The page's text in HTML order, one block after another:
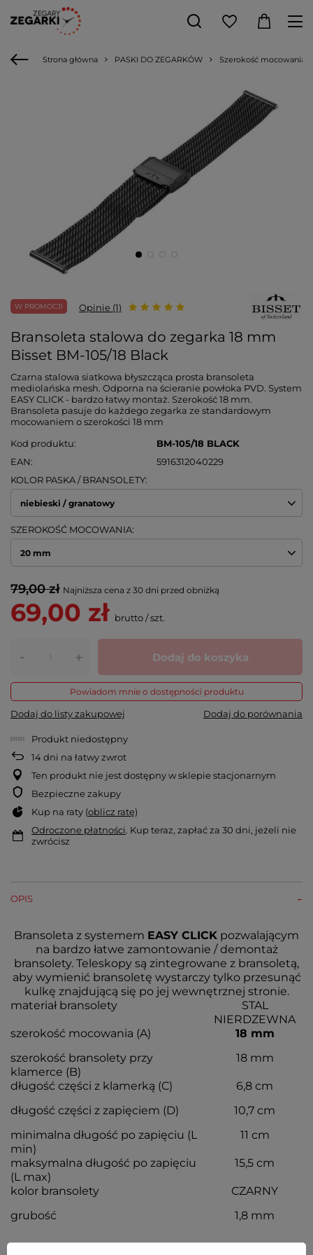
Strona główna PASKI DO ZEGARKÓW Szerokość mocowania
W PROMOCJI Opinie (1)
Bransoleta stalowa do zegarka 18 mm
Bisset BM-105/18 Black
Czarna stalowa siatkowa błyszcząca prosta bransoleta
mediolańska mesh. Odporna na ścieranie powłoka PVD. System
EASY CLICK - bardzo łatwy montaż. Szerokość 18 mm.
Bransoleta pasuje do każdego zegarka ze standardowym
mocowaniem o szerokości 18 mm
Kod produktu
BM-105/18 BLACK
EAN
5916312040229
KOLOR PASKA / BRANSOLETY
niebieski / granatowy
SZEROKOŚĆ MOCOWANIA
20 mm
79,00 zł Najniższa cena z 30 dni przed obniżką
69,00 zł brutto/szt.
- + Dodaj do koszyka
Powiadom mnie o dostępności produktu
Dodaj do listy zakupowej Dodaj do porównania
Produkt niedostępny
14dni na łatwy zwrot
Ten produkt nie jest dostępny w sklepie stacjonarnym
Bezpieczne zakupy
Kup na raty (oblicz ratę)
Odroczone płatności. Kup teraz, zapłać za 30 dni, jeżeli nie
zwrócisz
OPIS
Bransoleta z systemem EASY CLICK pozwalającym
na bardzo łatwe zamontowanie / demontaż
bransolety. Teleskopy są zintegrowane z bransoletą,
aby wymienić bransoletę wystarczy tylko przesunąć
kulkę znajdującą się po jej wewnętrznej stronie.
materiał bransolety
STAL
NIERDZEWNA
szerokość mocowania (A)
18 mm
szerokość bransolety przy
klamerce (B)
18 mm
długość części z klamerką (C)
6,8 cm
długość części z zapięciem (D)
10,7 cm
minimalna długość po zapięciu (L
min)
11 cm
maksymalna długość po zapięciu
(L max)
15,5 cm
kolor bransolety
CZARNY
grubość
1,8 mm